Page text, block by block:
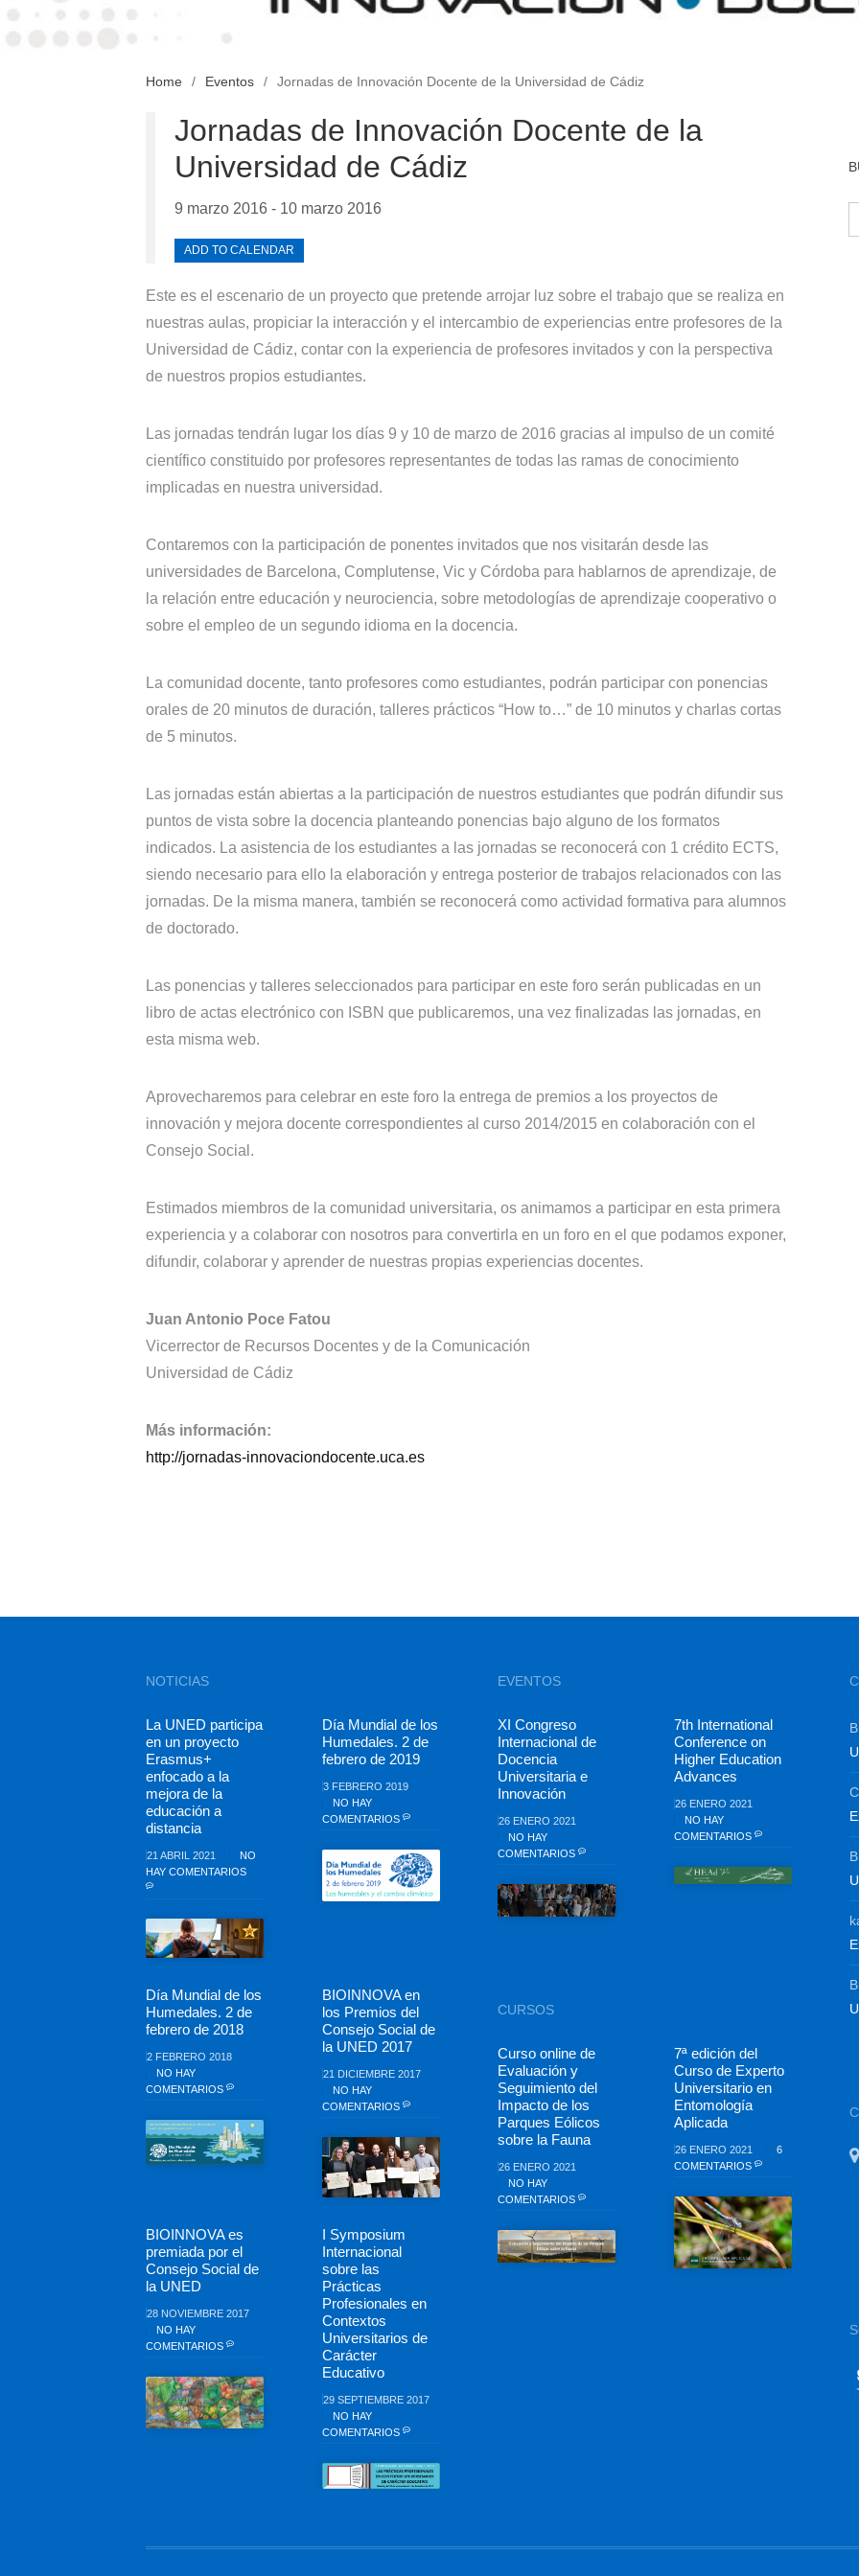
Home Eventos Jornadas de Innovación Docente de la Universidad de Cádiz
Jornadas de Innovación Docente de la
Universidad de Cádiz
9 marzo 2016 - 10 marzo 2016
ADD TO CALENDAR
Este es el escenario de un proyecto que pretende arrojar luz sobre el trabajo que se realiza en
nuestras aulas, propiciar la interacción y el intercambio de experiencias entre profesores de la
Universidad de Cádiz, contar con la experiencia de profesores invitados y con la perspectiva
de nuestros propios estudiantes.
Las jornadas tendrán lugar los días 9 y 10 de marzo de 2016 gracias al impulso de un comité
científico constituido por profesores representantes de todas las ramas de conocimiento
implicadas en nuestra universidad.
Contaremos con la participación de ponentes invitados que nos visitarán desde las
universidades de Barcelona, Complutense, Vic y Córdoba para hablarnos de aprendizaje, de
la relación entre educación y neurociencia, sobre metodologías de aprendizaje cooperativo o
sobre el empleo de un segundo idioma en la docencia.
La comunidad docente, tanto profesores como estudiantes, podrán participar con ponencias
orales de 20 minutos de duración, talleres prácticos “How to…” de 10 minutos y charlas cortas
de 5 minutos.
Las jornadas están abiertas a la participación de nuestros estudiantes que podrán difundir sus
puntos de vista sobre la docencia planteando ponencias bajo alguno de los formatos
indicados. La asistencia de los estudiantes a las jornadas se reconocerá con 1 crédito ECTS,
siendo necesario para ello la elaboración y entrega posterior de trabajos relacionados con las
jornadas. De la misma manera, también se reconocerá como actividad formativa para alumnos
de doctorado.
Las ponencias y talleres seleccionados para participar en este foro serán publicadas en un
libro de actas electrónico con ISBN que publicaremos, una vez finalizadas las jornadas, en
esta misma web.
Aprovecharemos para celebrar en este foro la entrega de premios a los proyectos de
innovación y mejora docente correspondientes al curso 2014/2015 en colaboración con el
Consejo Social.
Estimados miembros de la comunidad universitaria, os animamos a participar en esta primera
experiencia y a colaborar con nosotros para convertirla en un foro en el que podamos exponer,
difundir, colaborar y aprender de nuestras propias experiencias docentes.
Juan Antonio Poce Fatou
Vicerrector de Recursos Docentes y de la Comunicación
Universidad de Cádiz
Más información:
http://jornadas-innovaciondocente.uca.es
NOTICIAS
La UNED participa
en un proyecto
Erasmus+
enfocado a la
mejora de la
educación a
distancia
21 ABRIL 2021
NO
HAY COMENTARIOS
Día Mundial de los
Humedales. 2 de
febrero de 2019
3 FEBRERO 2019
NO HAY
COMENTARIOS
Día Mundial de los
Humedales. 2 de
febrero de 2018
2 FEBRERO 2018
NO HAY
COMENTARIOS
BIOINNOVA en
los Premios del
Consejo Social de
la UNED 2017
21 DICIEMBRE 2017
NO HAY
COMENTARIOS
BIOINNOVA es
premiada por el
Consejo Social de
la UNED
28 NOVIEMBRE 2017
NO HAY
COMENTARIOS
I Symposium
Internacional
sobre las
Prácticas
Profesionales en
Contextos
Universitarios de
Carácter
Educativo
29 SEPTIEMBRE 2017
NO HAY
COMENTARIOS
EVENTOS
XI Congreso
Internacional de
Docencia
Universitaria e
Innovación
26 ENERO 2021
NO HAY
COMENTARIOS
7th International
Conference on
Higher Education
Advances
26 ENERO 2021
NO HAY
COMENTARIOS
CURSOS
Curso online de
Evaluación y
Seguimiento del
Impacto de los
Parques Eólicos
sobre la Fauna
26 ENERO 2021
NO HAY
COMENTARIOS
7ª edición del
Curso de Experto
Universitario en
Entomología
Aplicada
26 ENERO 2021
6
COMENTARIOS